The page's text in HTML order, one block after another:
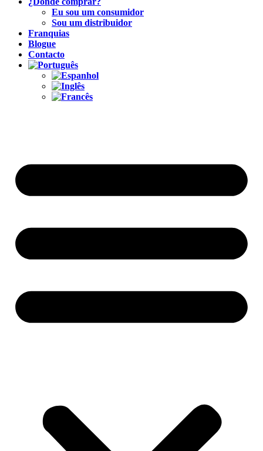
Eu sou um consumidor
Sou um distribuidor
Franquias
Blogue
Contacto